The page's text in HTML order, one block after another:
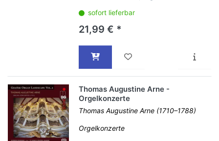
sofort lieferbar
21,99 € *
Thomas Augustine Arne -
Orgelkonzerte
Thomas Augustine Arne (1710–1788)
Orgelkonzerte